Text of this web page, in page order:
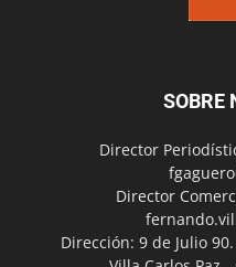
SOBRE
Director
Director
Dirección: 9 de Julio